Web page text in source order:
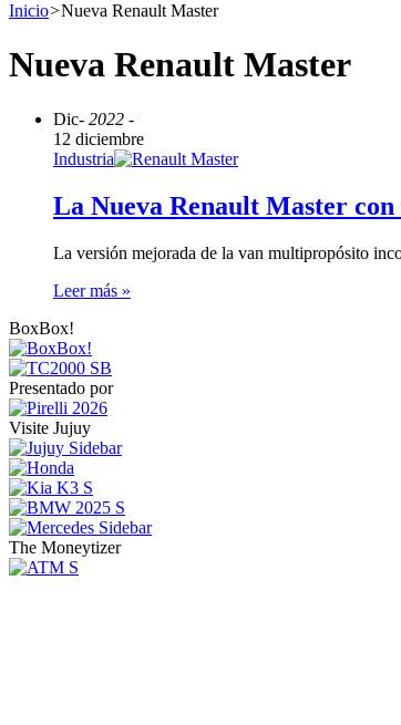
Inicio>Nueva Renault Master
Nueva Renault Master
Dic- 2022 -
12 diciembre
Industria
La Nueva Renault Master
La versión mejorada de la van multipropósito
Leer más »
BoxBox!
Presentado por
Visite Jujuy
The Moneytizer